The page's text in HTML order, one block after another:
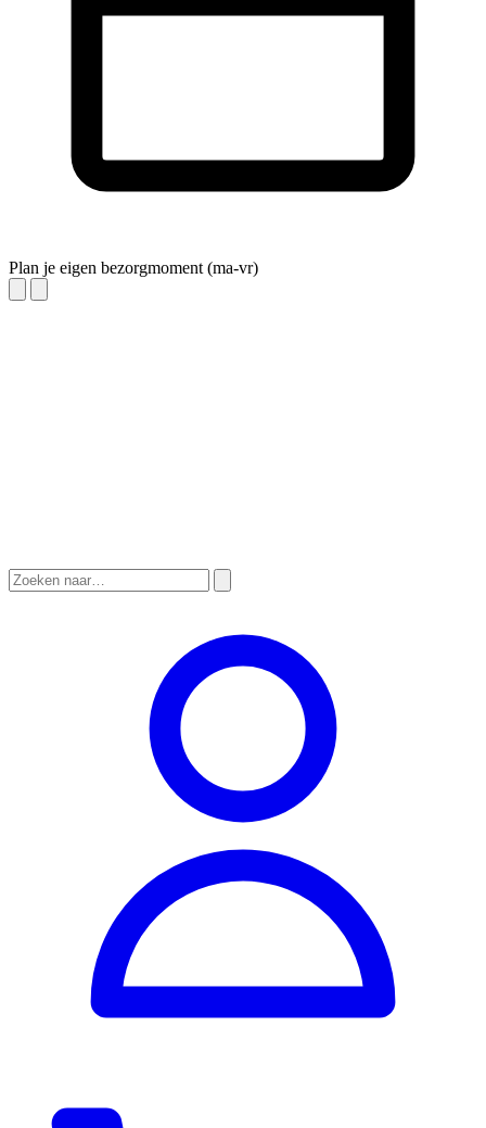
Plan je eigen bezorgmoment (ma-vr)